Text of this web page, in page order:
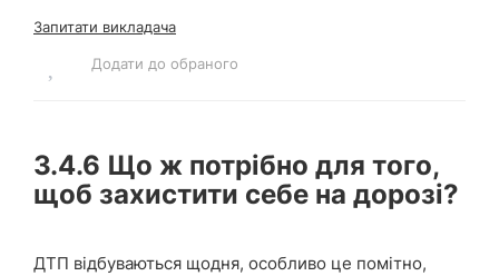
Запитати викладача
Додати до обраного
3.4.6 Що ж потрібно для того,
щоб захистити себе на дорозі?
ДТП відбуваються щодня, особливо це помітно,